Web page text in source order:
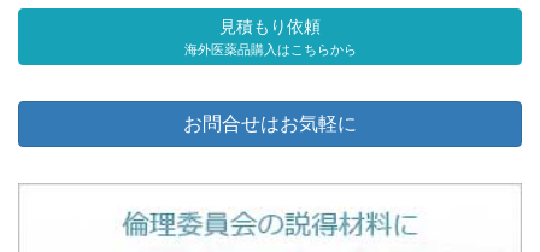
見積もり依頼
海外医薬品購入はこちらから
お問合せはお気軽に